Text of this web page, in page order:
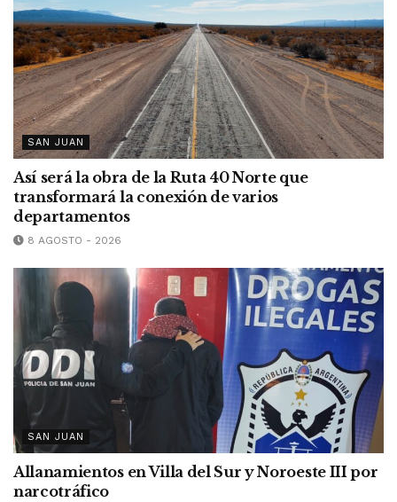
SAN JUAN
Así será la obra de la Ruta 40 Norte que
transformará la conexión de varios
departamentos
8 AGOSTO - 2026
SAN JUAN
Allanamientos en Villa del Sur y Noroeste III por
narcotráfico